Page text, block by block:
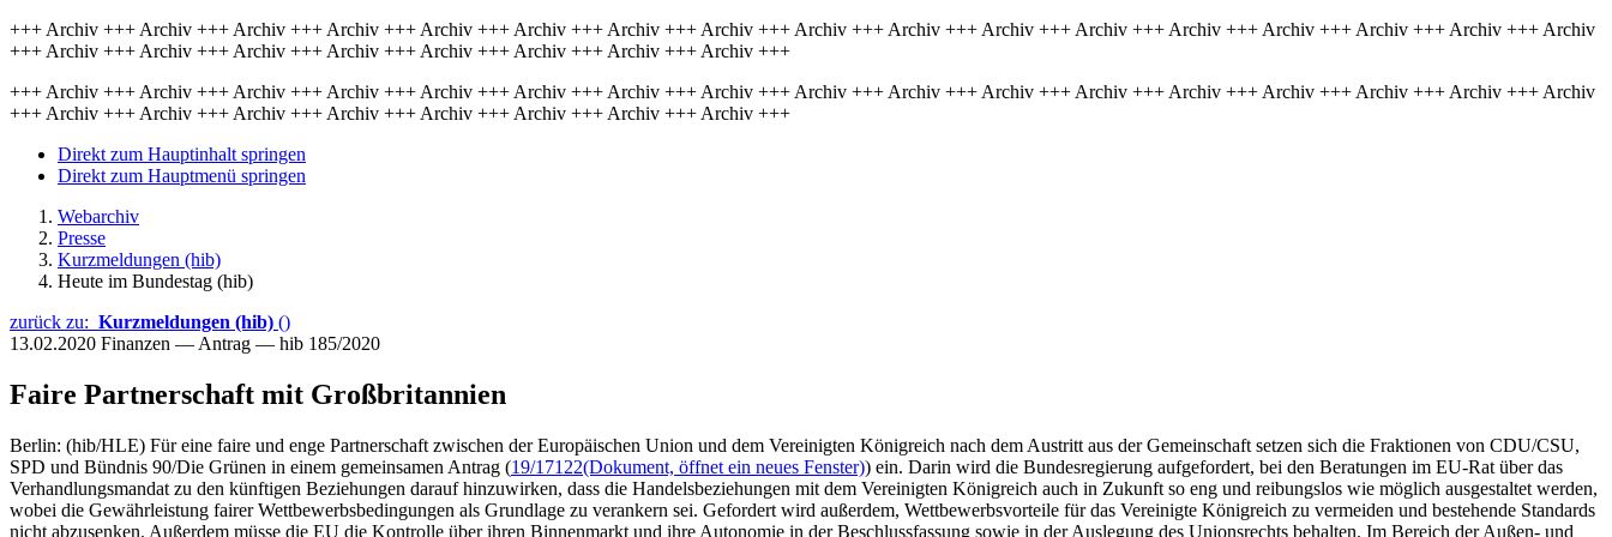
+++ Archiv +++ Archiv +++ Archiv +++ Archiv +++ Archiv +++ Archiv +++ Archiv +++ Archiv +++ Archiv +++ Archiv +++ Archiv +++ Archiv +++ Archiv +++ Archiv +++ Archiv +++ Archiv +++ Archiv
+++ Archiv +++ Archiv +++ Archiv +++ Archiv +++ Archiv +++ Archiv +++ Archiv +++ Archiv +++
+++ Archiv +++ Archiv +++ Archiv +++ Archiv +++ Archiv +++ Archiv +++ Archiv +++ Archiv +++ Archiv +++ Archiv +++ Archiv +++ Archiv +++ Archiv +++ Archiv +++ Archiv +++ Archiv +++ Archiv
+++ Archiv +++ Archiv +++ Archiv +++ Archiv +++ Archiv +++ Archiv +++ Archiv +++ Archiv +++
Direkt zum Hauptinhalt springen
Direkt zum Hauptmenü springen
Webarchiv
Presse
Kurzmeldungen (hib)
Heute im Bundestag (hib)
zurück zu: Kurzmeldungen (hib) ()
13.02.2020 Finanzen — Antrag — hib 185/2020
Faire Partnerschaft mit Großbritannien
Berlin: (hib/HLE) Für eine faire und enge Partnerschaft zwischen der Europäischen Union und dem Vereinigten Königreich nach dem Austritt aus der Gemeinschaft setzen sich die Fraktionen von CDU/CSU,
SPD und Bündnis 90/Die Grünen in einem gemeinsamen Antrag (19/17122(Dokument, öffnet ein neues Fenster)) ein. Darin wird die Bundesregierung aufgefordert, bei den Beratungen im EU-Rat über das
Verhandlungsmandat zu den künftigen Beziehungen darauf hinzuwirken, dass die Handelsbeziehungen mit dem Vereinigten Königreich auch in Zukunft so eng und reibungslos wie möglich ausgestaltet werden,
wobei die Gewährleistung fairer Wettbewerbsbedingungen als Grundlage zu verankern sei. Gefordert wird außerdem, Wettbewerbsvorteile für das Vereinigte Königreich zu vermeiden und bestehende Standards
nicht abzusenken. Außerdem müsse die EU die Kontrolle über ihren Binnenmarkt und ihre Autonomie in der Beschlussfassung sowie in der Auslegung des Unionsrechts behalten. Im Bereich der Außen- und